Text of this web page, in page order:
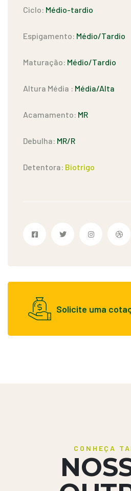
Ciclo: Médio-tardio
Espigamento: Médio/Tardio
Maturação: Médio/Tardio
Altura Média : Média/Alta
Acamamento: MR
Debulha: MR/R
Detentora: Biotrigo
Solicite uma
CONHEÇA